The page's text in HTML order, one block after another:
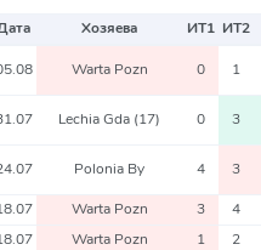
Хозяева ИТ1 ИТ2
Warta Pozn 0 1
Lechia Gda (17) 0 3
Polonia By 4 3
Warta Pozn 3 4
Warta Pozn 1 2